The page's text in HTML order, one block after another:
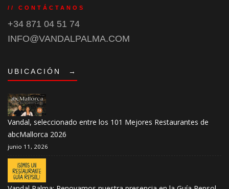
// CONTÁCTANOS
+34 871 04 51 74
INFO@VANDALPALMA.COM
UBICACIÓN →
Vandal, seleccionado entre los 101 Mejores Restaurantes de
abcMallorca 2026
junio 11, 2026